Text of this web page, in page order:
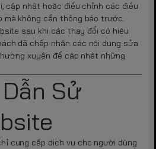
cập nhật hoặc điều chỉnh các điều
mà không cần thông báo trước.
sau khi các thay đổi có hiệu
đã chấp nhận các nội dung sửa
xuyên để cập nhật những
Sử
cung cấp dịch vụ cho người dùng